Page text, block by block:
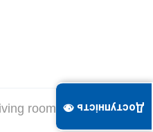
room. It is aДоступність 👁